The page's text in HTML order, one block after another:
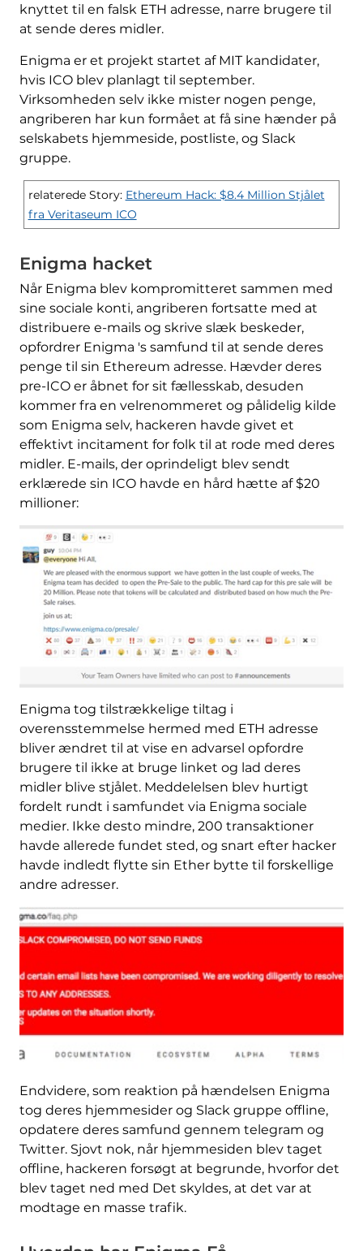
knyttet til en falsk ETH adresse, narre brugere til
at sende deres midler.
Enigma er et projekt startet af MIT kandidater,
hvis ICO blev planlagt til september.
Virksomheden selv ikke mister nogen penge,
angriberen har kun formået at få sine hænder på
selskabets hjemmeside, postliste, og Slack
gruppe.
relaterede Story: Ethereum Hack: $8.4 Million Stjålet
fra Veritaseum ICO
Enigma hacket
Når Enigma blev kompromitteret sammen med
sine sociale konti, angriberen fortsatte med at
distribuere e-mails og skrive slæk beskeder,
opfordrer Enigma 's samfund til at sende deres
penge til sin Ethereum adresse. Hævder deres
pre-ICO er åbnet for sit fællesskab, desuden
kommer fra en velrenommeret og pålidelig kilde
som Enigma selv, hackeren havde givet et
effektivt incitament for folk til at rode med deres
midler. E-mails, der oprindeligt blev sendt
erklærede sin ICO havde en hård hætte af $20
millioner:
Enigma tog tilstrækkelige tiltag i
overensstemmelse hermed med ETH adresse
bliver ændret til at vise en advarsel opfordre
brugere til ikke at bruge linket og lad deres
midler blive stjålet. Meddelelsen blev hurtigt
fordelt rundt i samfundet via Enigma sociale
medier. Ikke desto mindre, 200 transaktioner
havde allerede fundet sted, og snart efter hacker
havde indledt flytte sin Ether bytte til forskellige
andre adresser.
Endvidere, som reaktion på hændelsen Enigma
tog deres hjemmesider og Slack gruppe offline,
opdatere deres samfund gennem telegram og
Twitter. Sjovt nok, når hjemmesiden blev taget
offline, hackeren forsøgt at begrunde, hvorfor det
blev taget ned med Det skyldes, at det var at
modtage en masse trafik.